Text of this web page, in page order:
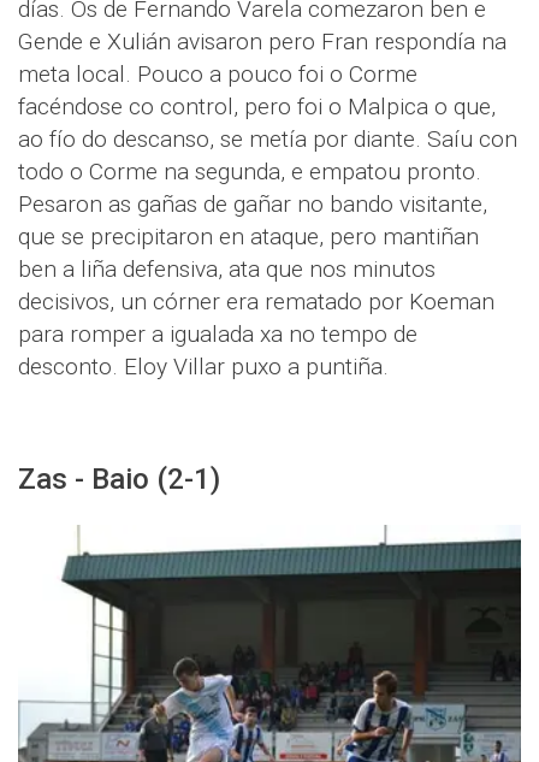
días. Os de Fernando Varela comezaron ben e
Gende e Xulián avisaron pero Fran respondía na
meta local. Pouco a pouco foi o Corme
facéndose co control, pero foi o Malpica o que,
ao fío do descanso, se metía por diante. Saíu con
todo o Corme na segunda, e empatou pronto.
Pesaron as gañas de gañar no bando visitante,
que se precipitaron en ataque, pero mantiñan
ben a liña defensiva, ata que nos minutos
decisivos, un córner era rematado por Koeman
para romper a igualada xa no tempo de
desconto. Eloy Villar puxo a puntiña.
Zas - Baio (2-1)